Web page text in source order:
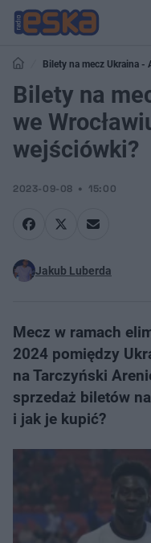
Bilety na mecz Ukraina -
Bilety na
we
wejściówki?
2023-09-08 15:00
Jakub Luberda
Mecz w ramach
2024 pomiędzy
na Tarczyński
sprzedaż biletów
i jak je kupić?